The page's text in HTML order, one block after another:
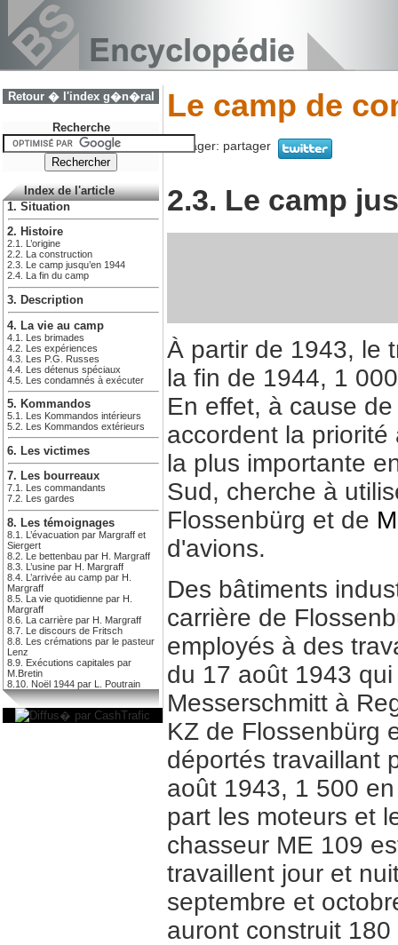
Retour � l'index g�n�ral
Recherche
Index de l'article
1. Situation
2. Histoire
2.1. L’origine
2.2. La construction
2.3. Le camp jusqu’en 1944
2.4. La fin du camp
3. Description
4. La vie au camp
4.1. Les brimades
4.2. Les expériences
4.3. Les P.G. Russes
4.4. Les détenus spéciaux
4.5. Les condamnés à exécuter
5. Kommandos
5.1. Les Kommandos intérieurs
5.2. Les Kommandos extérieurs
6. Les victimes
7. Les bourreaux
7.1. Les commandants
7.2. Les gardes
8. Les témoignages
8.1. L’évacuation par Margraff et
Siergert
8.2. Le bettenbau par H. Margraff
8.3. L’usine par H. Margraff
8.4. L’arrivée au camp par H.
Margraff
8.5. La vie quotidienne par H.
Margraff
8.6. La carrière par H. Margraff
8.7. Le discours de Fritsch
8.8. Les crémations par le pasteur
Lenz
8.9. Exécutions capitales par
M.Bretin
8.10. Noël 1944 par L. Poutrain
Le camp de
Partager: partager
2.3. Le camp
À partir de 1943, le
la fin de 1944, 1
En effet, à cause
accordent la
la plus importante
Sud, cherche à
Flossenbürg et de
d'avions.
Des bâtiments
carrière de
employés à des
du 17 août 1943
Messerschmitt à
KZ de Flossenbürg
déportés travaillant
août 1943, 1 500
part les moteurs et
chasseur ME 109
travaillent jour et
septembre et
auront construit